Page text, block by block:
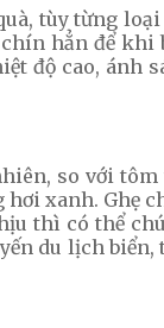
tùy từng
hẳn để
cao, ánh
so với
xanh. Ghẹ
thì có thể
du lịch